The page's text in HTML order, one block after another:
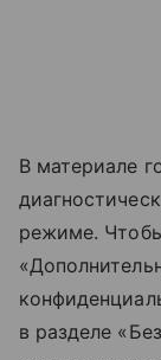
В материале
режиме.
в разделе